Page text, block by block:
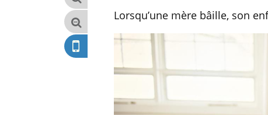
Lorsqu’une mère bâille, son